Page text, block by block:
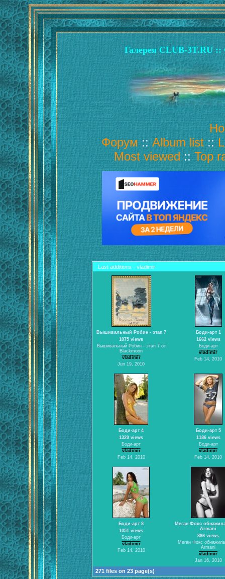
Галерея CLUB-3T.RU ::
Форум ::Album list::
Most viewed::Top
Last additions - vladimir
Вышивальный Робин - этап 7
1075 views
Вышивальный Робин - этап 7 от
Blackmoon
vladimir
Jun 19, 2010
Боди-арт 1
1662 views
Боди-арт
vladimir
Feb 14, 2010
Боди-арт 4
1329 views
Боди-арт
vladimir
Feb 14, 2010
Боди-арт 5
1186 views
Боди-арт
vladimir
Feb 14, 2010
Боди-арт 8
1051 views
Боди-арт
vladimir
Feb 14, 2010
Меган Фокс
Armani
886 views
Меган Фокс
Armani
vladimir
Jan 16, 2010
271 files on 23 page(s)